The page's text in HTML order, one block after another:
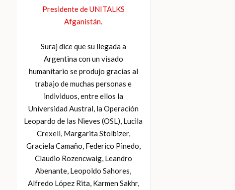
Presidente de UNITALKS
Afganistán.
Suraj dice que su llegada a
Argentina con un visado
humanitario se produjo gracias al
trabajo de muchas personas e
individuos, entre ellos la
Universidad Austral, la Operación
Leopardo de las Nieves (OSL), Lucila
Crexell, Margarita Stolbizer,
Graciela Camaño, Federico Pinedo,
Claudio Rozencwaig, Leandro
Abenante, Leopoldo Sahores,
Alfredo López Rita, Karmen Sakhr,